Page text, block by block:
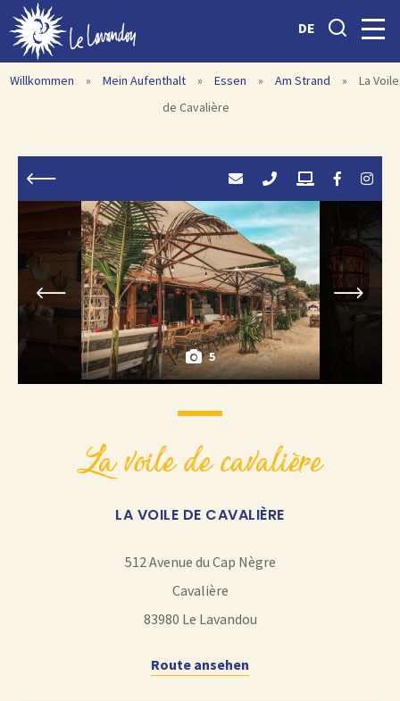
DE
Willkommen » Mein Aufenthalt » Essen » Am Strand »
La Voile
de Cavalière
5
la voile de cavalière
LA VOILE DE CAVALIÈRE
512 Avenue du Cap Nègre
Cavalière
83980 Le Lavandou
Route ansehen